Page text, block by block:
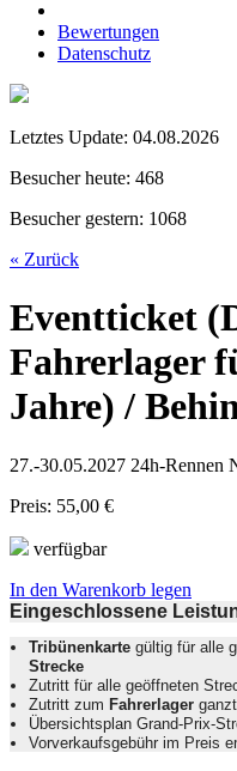
Bewertungen
Datenschutz
Letztes Update: 04.08.2026
Besucher heute: 468
Besucher gestern: 1068
« Zurück
Eventticket
Fahrerlager
Jahre) /
27.-30.05.2027 24h-Rennen
Preis: 55,00 €
verfügbar
In den Warenkorb legen
Eingeschlossene
Tribünenkarte gültig für alle
Strecke
Zutritt für alle geöffneten
Zutritt zum Fahrerlager
Übersichtsplan Grand-Prix-
Vorverkaufsgebühr im Preis